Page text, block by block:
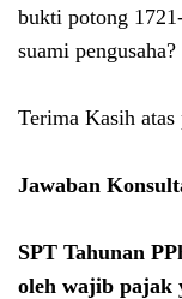
bukti potong
suami pengusaha?
Terima Kasih atas
Jawaban
SPT Tahunan
oleh wajib pajak